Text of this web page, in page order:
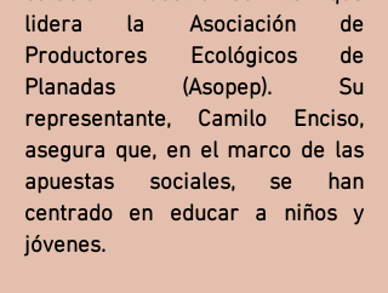
lidera la Asociación de
Productores Ecológicos de
Planadas (Asopep). Su
representante, Camilo Enciso,
asegura que, en el marco de las
apuestas sociales, se han
centrado en educar a niños y
jóvenes.